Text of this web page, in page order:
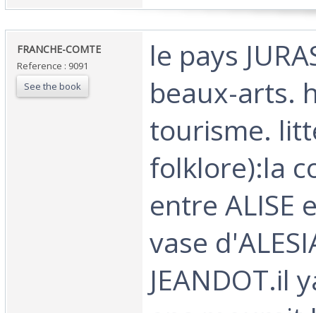
‎FRANCHE-COMTE‎
Reference : 9091
See the book
‎le pays
beaux-arts.
tourisme.
folklore):la
entre ALISE
vase
JEANDOT.il